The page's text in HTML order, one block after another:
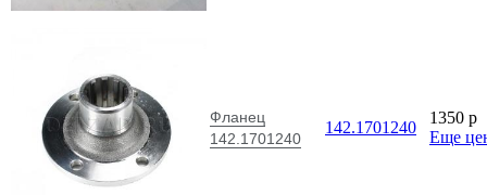
Фланец
142.1701240
142.1701240
1350 p
Еще